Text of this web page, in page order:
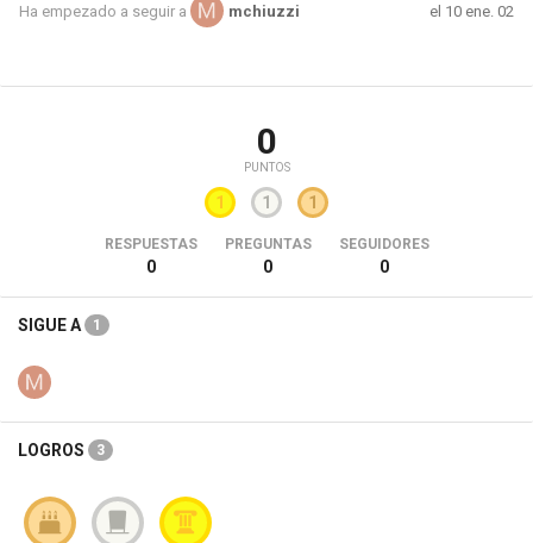
Ha empezado a seguir a mchiuzzi el 10 ene. 02
0
PUNTOS
1 1 1
RESPUESTAS
0
PREGUNTAS
0
SEGUIDORES
0
SIGUE A 1
LOGROS 3